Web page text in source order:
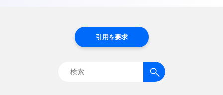
引用を要求
検